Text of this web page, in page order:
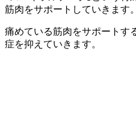
筋肉をサポートしていきます。
痛めている筋肉をサポートす
症を抑えていきます。